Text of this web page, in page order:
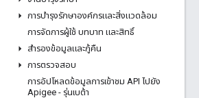
การบํารุงรักษาองค์กรและสิ่งแวดล้อม
การจัดการผู้ใช้ บทบาท และสิทธิ์
สำรองข้อมูลและกู้คืน
การตรวจสอบ
การอัปโหลดข้อมูลการเข้าชม API ไปยัง
Apigee - รุ่นเบต้า